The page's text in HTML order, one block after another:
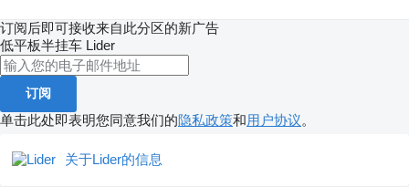
订阅后即可接收来自此分区的新广告
低平板半挂车 Lider
订阅
单击此处即表明您同意我们的隐私政策和用户协议。
关于Lider的信息